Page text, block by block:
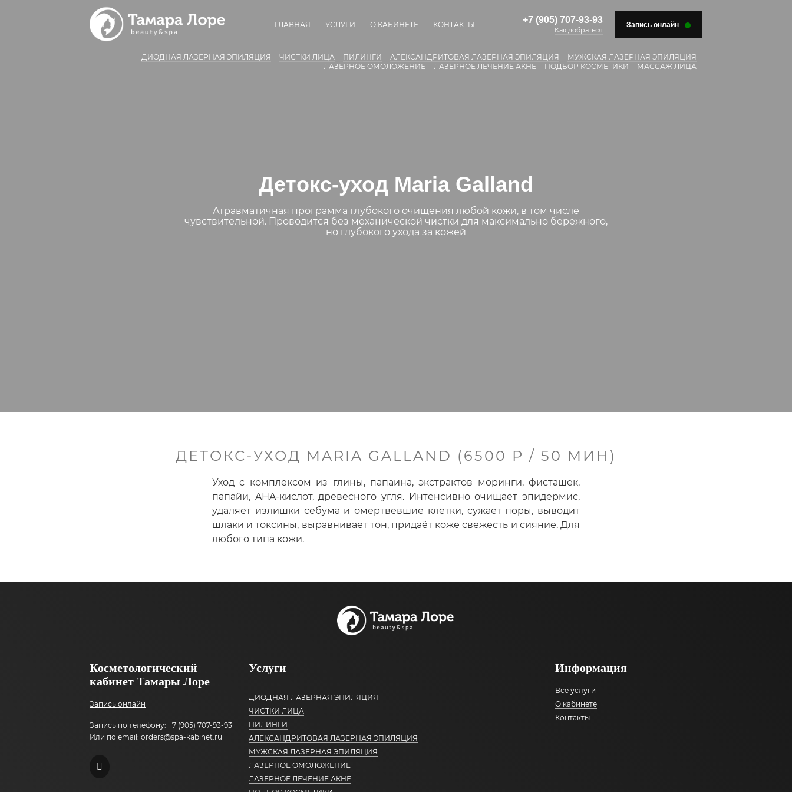
ГЛАВНАЯ УСЛУГИ О КАБИНЕТЕ КОНТАКТЫ +7 (905) 707-93-93
Как добраться
Запись онлайн
ДИОДНАЯ ЛАЗЕРНАЯ ЭПИЛЯЦИЯ ЧИСТКИ ЛИЦА ПИЛИНГИ АЛЕКСАНДРИТОВАЯ ЛАЗЕРНАЯ ЭПИЛЯЦИЯ
МУЖСКАЯ ЛАЗЕРНАЯ ЭПИЛЯЦИЯ
ЛАЗЕРНОЕ ОМОЛОЖЕНИЕ
ЛАЗЕРНОЕ ЛЕЧЕНИЕ АКНЕ ПОДБОР КОСМЕТИКИ МАССАЖ ЛИЦА
Детокс-уход Maria Galland
Атравматичная программа глубокого очищения любой кожи, в том числе
чувствительной. Проводится без механической чистки для максимально бережного,
но глубокого ухода за кожей
ДЕТОКС-УХОД MARIA GALLAND (6500 Р / 50 МИН)
Уход с комплексом из глины, папаина, экстрактов моринги, фисташек,
папайи, AHA-кислот, древесного угля. Интенсивно очищает эпидермис,
удаляет излишки себума и омертвевшие клетки, сужает поры, выводит
шлаки и токсины, выравнивает тон, придаёт коже свежесть и сияние. Для
любого типа кожи.
Косметологический
кабинет Тамары Лоре
Запись онлайн
Запись по телефону: +7 (905) 707-93-93
Или по email: orders@spa-kabinet.ru
Информация
Все услуги
О кабинете
Контакты
Услуги
ДИОДНАЯ ЛАЗЕРНАЯ ЭПИЛЯЦИЯ
ЧИСТКИ ЛИЦА
ПИЛИНГИ
АЛЕКСАНДРИТОВАЯ ЛАЗЕРНАЯ ЭПИЛЯЦИЯ
МУЖСКАЯ ЛАЗЕРНАЯ ЭПИЛЯЦИЯ
ЛАЗЕРНОЕ ОМОЛОЖЕНИЕ
ЛАЗЕРНОЕ ЛЕЧЕНИЕ АКНЕ